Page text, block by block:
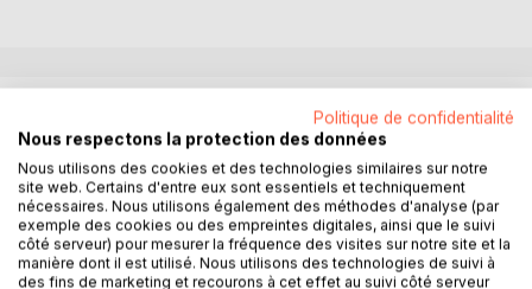
Dans ce livre, l'auteur explique comment le karma se crée,
se manifeste dans notre vie et comment le limiter, le
purifier.
Cet ouvrage a toute sa place dans la société actuelle
tellement déstructurée, toxique et corrompue.
Politique de confidentialité
Nous respectons la protection des données
Nous utilisons des cookies et des technologies similaires sur notre
site web. Certains d'entre eux sont essentiels et techniquement
nécessaires. Nous utilisons également des méthodes d'analyse (par
exemple des cookies ou des empreintes digitales, ainsi que le suivi
côté serveur) pour mesurer la fréquence des visites sur notre site et la
manière dont il est utilisé. Nous utilisons des technologies de suivi à
des fins de marketing et recourons à cet effet au suivi côté serveur